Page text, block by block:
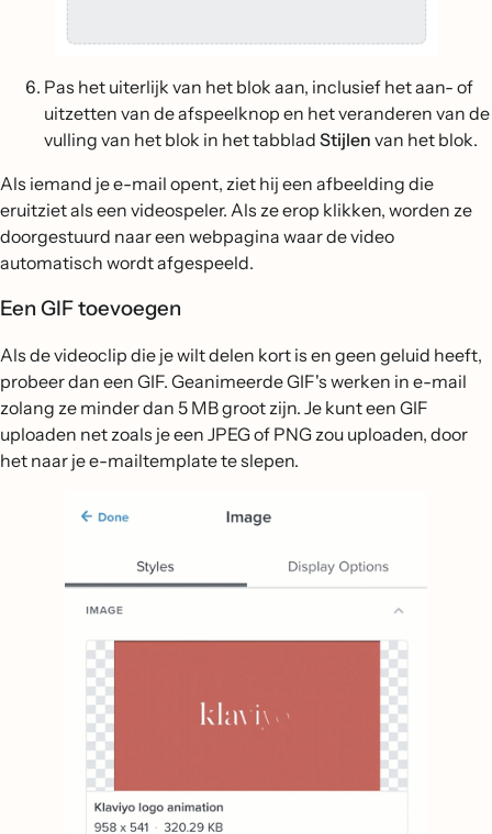
Pas het uiterlijk van het blok aan, inclusief het aan- of
uitzetten van de afspeelknop en het veranderen van de
vulling van het blok in het tabblad Stijlen van het blok.
Als iemand je e-mail opent, ziet hij een afbeelding die
eruitziet als een videospeler. Als ze erop klikken, worden ze
doorgestuurd naar een webpagina waar de video
automatisch wordt afgespeeld.
Een GIF toevoegen
Als de videoclip die je wilt delen kort is en geen geluid heeft,
probeer dan een GIF. Geanimeerde GIF's werken in e-mail
zolang ze minder dan 5 MB groot zijn. Je kunt een GIF
uploaden net zoals je een JPEG of PNG zou uploaden, door
het naar je e-mailtemplate te slepen.